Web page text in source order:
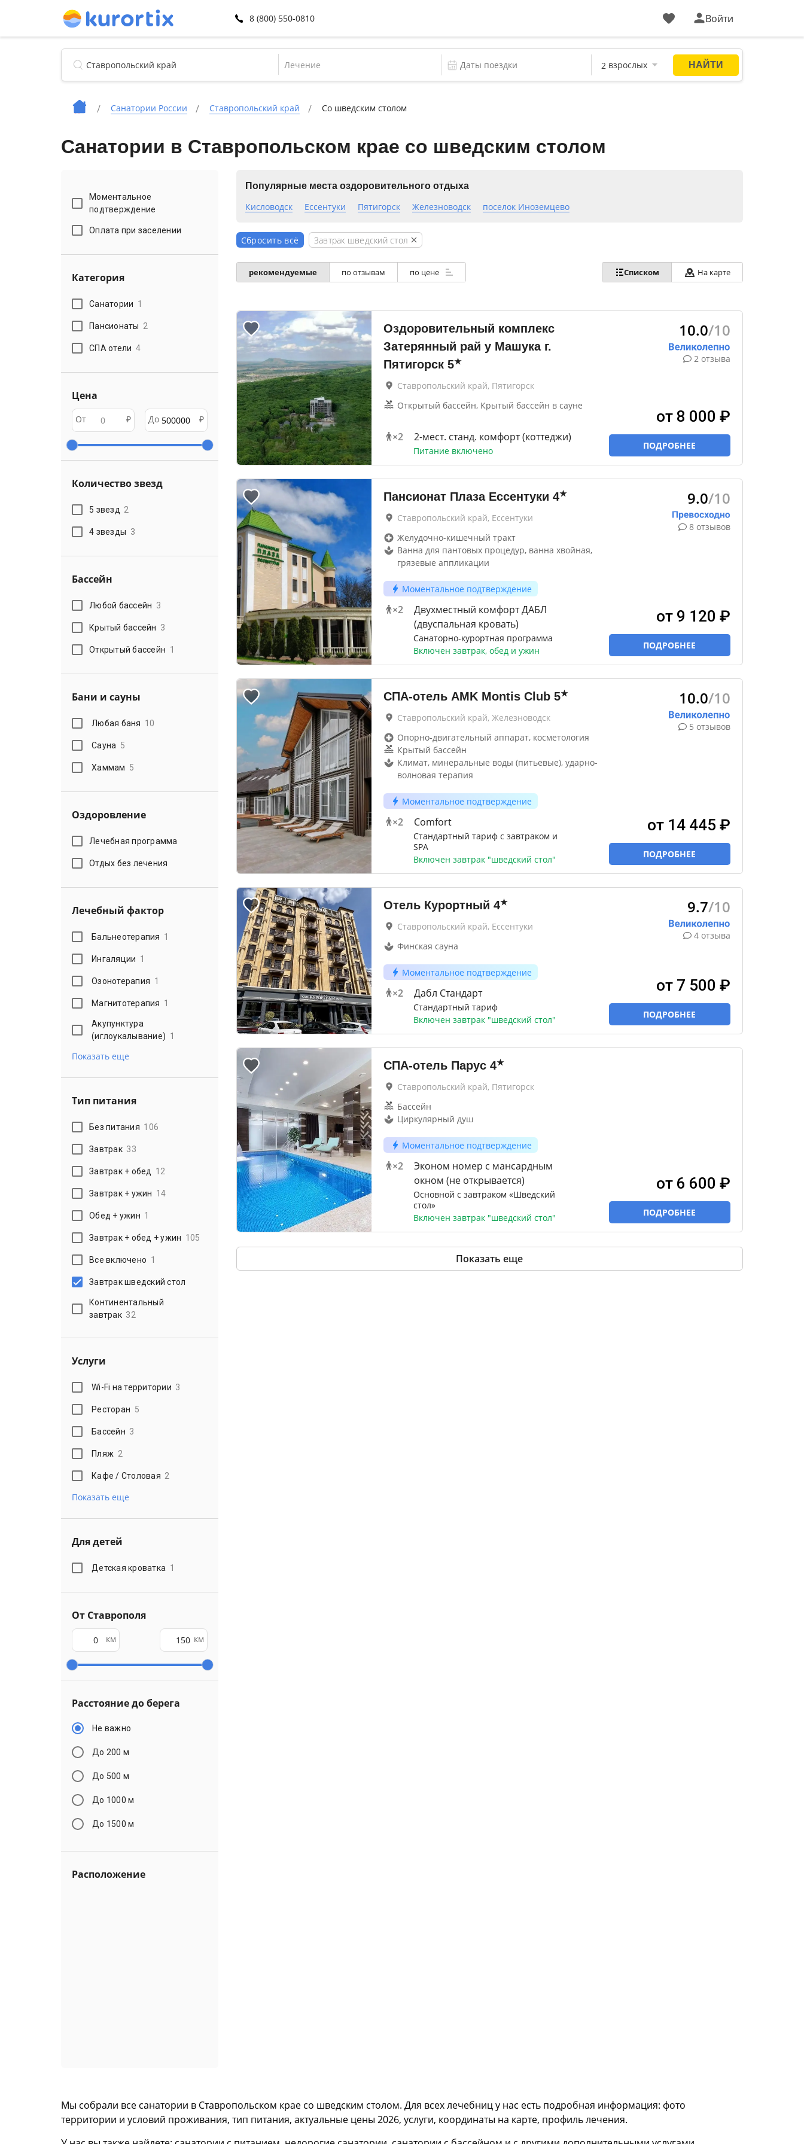
8 (800) 550-0810 Войти
Лечение
Санатории России Ставропольский край Со шведским столом
Санатории в Ставропольском крае со шведским столом
Моментальное
подтверждение
Оплата при заселении
Категория
Санатории 1
Пансионаты 2
СПА отели 4
Цена
От ₽ До ₽
Количество звезд
5 звезд 2
4 звезды 3
Бассейн
Любой бассейн 3
Крытый бассейн 3
Открытый бассейн 1
Бани и сауны
Любая баня 10
Сауна 5
Хаммам 5
Оздоровление
Лечебная программа
Отдых без лечения
Лечебный фактор
Бальнеотерапия 1
Ингаляции 1
Озонотерапия 1
Магнитотерапия 1
Акупунктура
(иглоукалывание) 1
Показать еще
Тип питания
Без питания 106
Завтрак 33
Завтрак + обед 12
Завтрак + ужин 14
Обед + ужин 1
Завтрак + обед + ужин 105
Все включено 1
Завтрак шведский стол
Континентальный
завтрак 32
Услуги
Wi-Fi на территории 3
Ресторан 5
Бассейн 3
Пляж 2
Кафе / Столовая 2
Показать еще
Для детей
Детская кроватка 1
От Ставрополя
км км
Расстояние до берега
Не важно
До 200 м
До 500 м
До 1000 м
До 1500 м
Расположение
Популярные места оздоровительного отдыха
Кисловодск Ессентуки Пятигорск Железноводск поселок Иноземцево
Сбросить всё Завтрак шведский стол
рекомендуемые по отзывам по цене Списком На карте
Оздоровительный комплекс
Затерянный рай у Машука г.
Пятигорск 5★
Ставропольский край, Пятигорск
Открытый бассейн, Крытый бассейн в сауне
×2 2-мест. станд. комфорт (коттеджи)
Питание включено
10.0/10
2 отзыва
от 8 000 ₽
ПОДРОБНЕЕ
Пансионат Плаза Ессентуки 4★
Ставропольский край, Ессентуки
Желудочно-кишечный тракт
Ванна для пантовых процедур, ванна хвойная,
грязевые аппликации
Моментальное подтверждение
×2
Двухместный комфорт ДАБЛ
(двуспальная кровать)
Санаторно-курортная программа
Включен завтрак, обед и ужин
9.0/10
8 отзывов
от 9 120 ₽
ПОДРОБНЕЕ
СПА-отель AMK Montis Club 5★
Ставропольский край, Железноводск
Опорно-двигательный аппарат, косметология
Крытый бассейн
Климат, минеральные воды (питьевые), ударно-
волновая терапия
Моментальное подтверждение
×2 Comfort
Стандартный тариф с завтраком и
SPA
Включен завтрак "шведский стол"
10.0/10
5 отзывов
от 14 445 ₽
ПОДРОБНЕЕ
Отель Курортный 4★
Ставропольский край, Ессентуки
Финская сауна
Моментальное подтверждение
×2 Дабл Стандарт
Стандартный тариф
Включен завтрак "шведский стол"
9.7/10
4 отзыва
от 7 500 ₽
ПОДРОБНЕЕ
СПА-отель Парус 4★
Ставропольский край, Пятигорск
Бассейн
Циркулярный душ
Моментальное подтверждение
×2
Эконом номер с мансардным
окном (не открывается)
Основной с завтраком «Шведский
стол»
Включен завтрак "шведский стол"
от 6 600 ₽
ПОДРОБНЕЕ
Показать еще
Мы собрали все санатории в Ставропольском крае со шведским столом. Для всех лечебниц у нас есть подробная информация: фото
территории и условий проживания, тип питания, актуальные цены 2026, услуги, координаты на карте, профиль лечения.